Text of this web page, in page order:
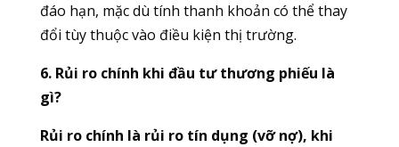
đáo hạn, mặc dù tính thanh khoản có thể thay
đổi tùy thuộc vào điều kiện thị trường.
6. Rủi ro chính khi đầu tư thương phiếu là
gì?
Rủi ro chính là rủi ro tín dụng (vỡ nợ), khi